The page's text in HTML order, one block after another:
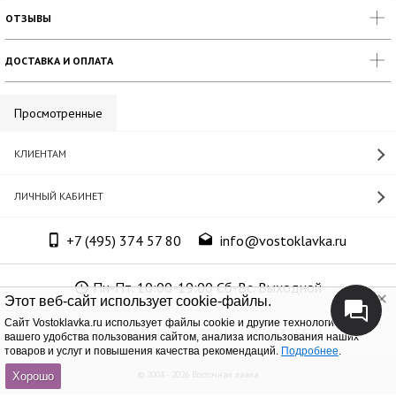
Этот веб-сайт использует cookie-файлы.
Cайт Vostoklavka.ru использует файлы cookie и другие технологии для
вашего удобства пользования сайтом, анализа использования наших
товаров и услуг и повышения качества рекомендаций. Подробнее.
Хорошо
ОТЗЫВЫ
ДОСТАВКА И ОПЛАТА
Просмотренные
КЛИЕНТАМ
ЛИЧНЫЙ КАБИНЕТ
+7 (495) 374 57 80 info@vostoklavka.ru
Пн-Пт. 10:00-19:00 Сб-Вс. Выходной
ООО «Юнит Групп», ОГРН 1147746305574